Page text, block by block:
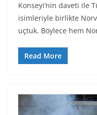
Konseyi’nin daveti ile
isimleriyle birlikte
uçtuk. Böylece hem
Read More